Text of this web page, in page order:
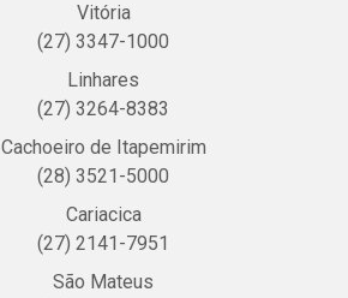
Vitória
(27) 3347-1000
Linhares
(27) 3264-8383
Cachoeiro de Itapemirim
(28) 3521-5000
Cariacica
(27) 2141-7951
São Mateus